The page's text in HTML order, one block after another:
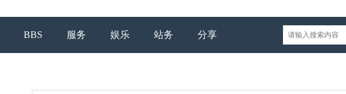
BBS 服务 娱乐 站务 分享